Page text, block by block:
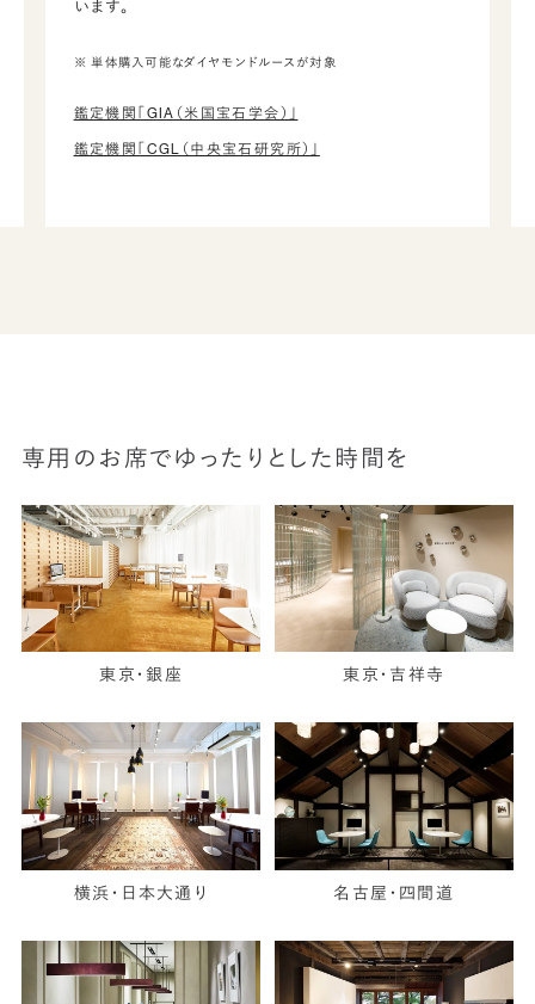
います。
※ 単体購入可能なダイヤモンドルースが対象
鑑定機関「GIA（米国宝石学会）」
鑑定機関「CGL（中央宝石研究所）」
専用のお席でゆったりとした時間を
東京・銀座 東京・吉祥寺
横浜・日本大通り 名古屋・四間道